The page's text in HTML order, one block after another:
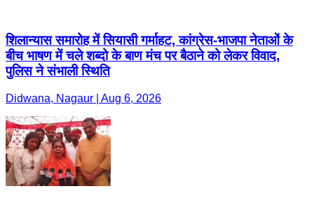
शिलान्यास समारोह में सियासी गर्माहट, कांग्रेस-भाजपा नेताओं के
बीच भाषण में चले शब्दो के बाण मंच पर बैठाने को लेकर विवाद,
पुलिस ने संभाली स्थिति
Didwana, Nagaur | Aug 6, 2026